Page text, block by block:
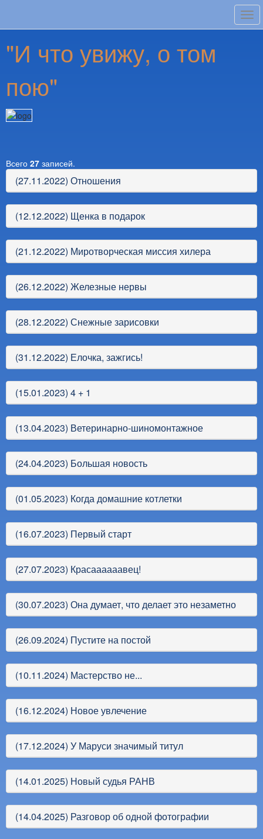
"И что увижу, о том
пою"
Всего 27 записей.
(27.11.2022) Отношения
(12.12.2022) Щенка в подарок
(21.12.2022) Миротворческая миссия хилера
(26.12.2022) Железные нервы
(28.12.2022) Снежные зарисовки
(31.12.2022) Елочка, зажгись!
(15.01.2023) 4 + 1
(13.04.2023) Ветеринарно-шиномонтажное
(24.04.2023) Большая новость
(01.05.2023) Когда домашние котлетки
(16.07.2023) Первый старт
(27.07.2023) Красаааааавец!
(30.07.2023) Она думает, что делает это незаметно
(26.09.2024) Пустите на постой
(10.11.2024) Мастерство не...
(16.12.2024) Новое увлечение
(17.12.2024) У Маруси значимый титул
(14.01.2025) Новый судья РАНВ
(14.04.2025) Разговор об одной фотографии